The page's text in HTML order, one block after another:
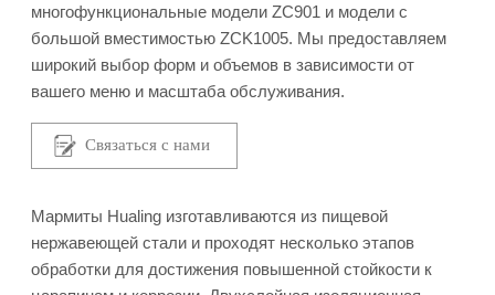
многофункциональные модели ZC901 и модели с
большой вместимостью ZCK1005. Мы предоставляем
широкий выбор форм и объемов в зависимости от
вашего меню и масштаба обслуживания.
Связаться с нами
Мармиты Hualing изготавливаются из пищевой
нержавеющей стали и проходят несколько этапов
обработки для достижения повышенной стойкости к